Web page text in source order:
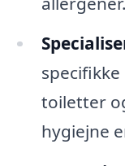
toiletter
hygiejne